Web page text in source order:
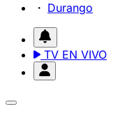
Durango
TV EN VIVO